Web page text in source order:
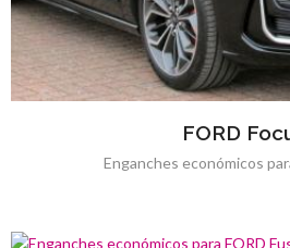
FORD
Enganches económicos